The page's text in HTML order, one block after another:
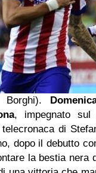
Borghi).
, impegnato
di
dopo il debutto
la bestia nera